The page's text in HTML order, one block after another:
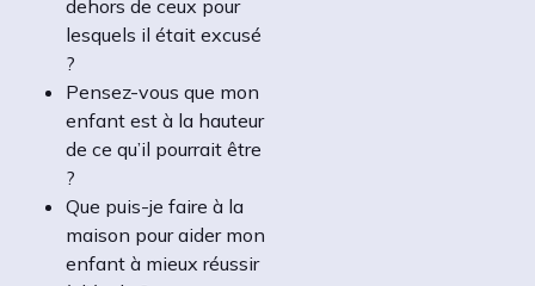
dehors de ceux pour
lesquels il était excusé
?
Pensez-vous que mon
enfant est à la hauteur
de ce qu’il pourrait être
?
Que puis-je faire à la
maison pour aider mon
enfant à mieux réussir